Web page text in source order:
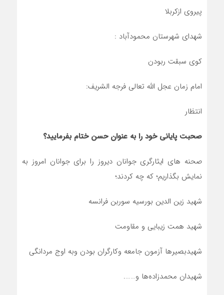
پیروی ازکربلا
شهدای شهرستان محمودآباد :
کوی سبقت ربودن
امام زمان عجل الله تعالی فرجه الشریف:
انتظار
صحبت پایانی خود را به عنوان حسن ختام بفرمایید؟
صحنه های ایثارگری جوانان دیروز را برای جوانان امروز به
نمایش بگذاریم؛ که چه کردند؛
شهید زین الدین بورسیه سوربن فرانسه
شهید همت زیبایی و مقاومت
شهیدبصیرها آزمون جامعه وکارگران بودن وبه اوج مردانگی
شهیدان محمدزاده‌ها و…….